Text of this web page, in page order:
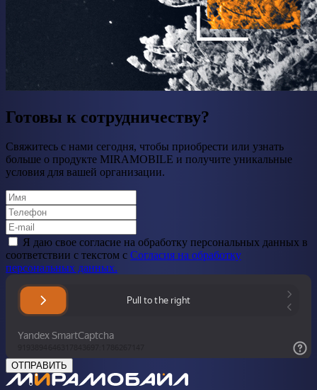
Готовы к сотрудничеству?
Свяжитесь с нами сегодня, чтобы приобрести или узнать
больше о продукте MIRAMOBILE и получите уникальные
условия для вашей организации.
Я даю свое cогласие на обработку персональных данных в
соответствии с текстом с Согласия на обработку
персональных данных.
ОТПРАВИТЬ